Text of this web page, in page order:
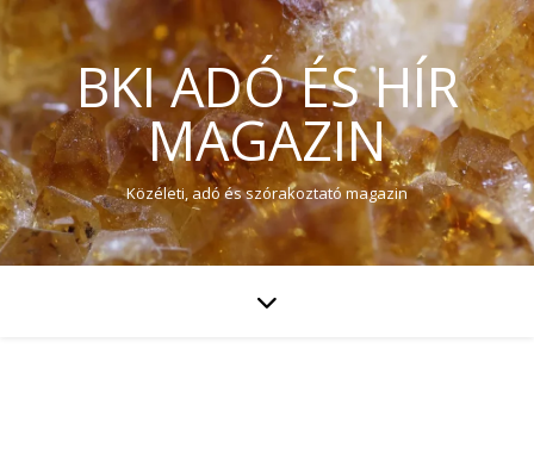
BKI ADÓ ÉS HÍR
MAGAZIN
Közéleti, adó és szórakoztató magazin